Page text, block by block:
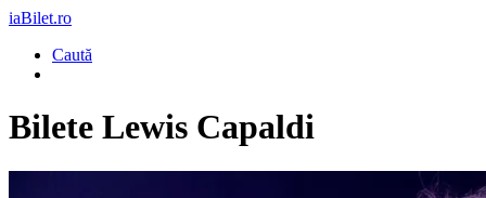
iaBilet.ro
Caută
Bilete Lewis Capaldi